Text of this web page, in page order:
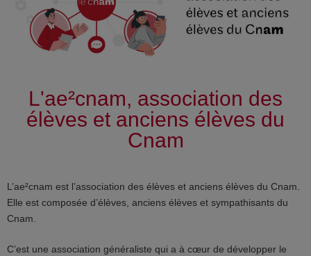
L'ae²cnam, association des
élèves et anciens élèves du
Cnam
L’ae²cnam est l’association des élèves et anciens élèves du Cnam.
Elle est composée d’élèves, anciens élèves et sympathisants du
Cnam.
C’est une association généraliste qui a à cœur de développer le